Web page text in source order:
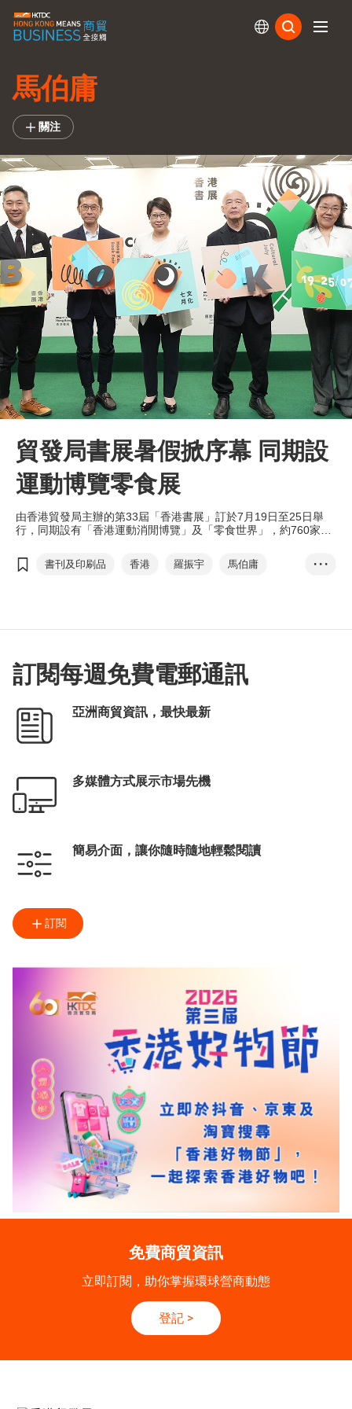
馬伯庸
關注
貿發局書展暑假掀序幕 同期設
運動博覽零食展
由香港貿發局主辦的第33屆「香港書展」訂於7月19日至25日舉
行，同期設有「香港運動消閒博覽」及「零食世界」，約760家展
書刊及印刷品 香港 羅振宇
馬伯庸
兒童及青少年文學
張淑芬
• • •
訂閱每週免費電郵通訊
亞洲商貿資訊，最快最新
多媒體方式展示市場先機
簡易介面，讓你隨時隨地輕鬆閱讀
訂閱
免費商貿資訊
立即訂閱，助你掌握環球營商動態
登記 >